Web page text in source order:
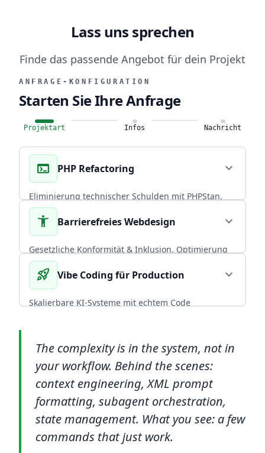
Lass uns sprechen
Finde das passende Angebot für dein Projekt
ANFRAGE-KONFIGURATION
Starten Sie Ihre Anfrage
Projektart Infos Nachricht
terminal PHP Refactoring expand_more
Eliminierung technischer Schulden mit PHPStan,
Rector PHP und PHPUnit. Über 20 Jahre
Praxiserfahrung in skalierbaren Backends.
CORE EXPERTISE
Diesen Service wählenarrow_forward
accessibility_new Barrierefreies Webdesign expand_more
Gesetzliche Konformität & Inklusion. Optimierung
von Performance und Conversion durch radikal
nutzerzentriertes, universelles Design.
BFSG COMPLIANT
rocket_launch Vibe Coding für Production expand_more
Skalierbare KI-Systeme mit echtem Code
ENTERPRISE READY
Diesen Service wählen arrow_forward
The complexity is in the system, not in
your workflow. Behind the scenes:
context engineering, XML prompt
formatting, subagent orchestration,
state management. What you see: a few
commands that just work.